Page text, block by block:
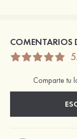
COMENTARIOS
Comparte tu